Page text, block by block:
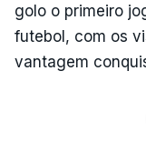
golo o primeiro
futebol, com os
vantagem